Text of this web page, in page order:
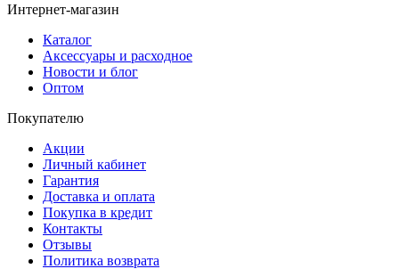
Интернет-магазин
Каталог
Аксессуары и расходное
Новости и блог
Оптом
Покупателю
Акции
Личный кабинет
Гарантия
Доставка и оплата
Покупка в кредит
Контакты
Отзывы
Политика возврата